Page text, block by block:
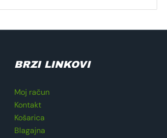
BRZI LINKOVI
Moj račun
Kontakt
Košarica
Blagajna